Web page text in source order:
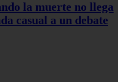
la muerte no llega
casual a un debate